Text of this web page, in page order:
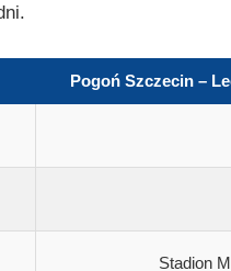
Pogoń Szczecin –
Stadion